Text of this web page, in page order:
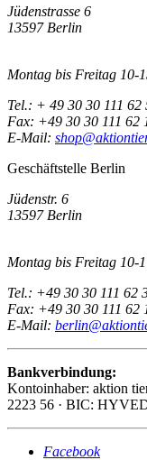
Jüdenstrasse 6
13597 Berlin
Montag bis Freitag 10-
Tel.: + 49 30 30 111 62
Fax: +49 30 30 111 62
E-Mail:
Geschäftstelle Berlin
Jüdenstr. 6
13597 Berlin
Montag bis Freitag 10-
Tel.: +49 30 30 111 62
Fax: +49 30 30 111 62
E-Mail:
Bankverbindung:
Kontoinhaber: aktion
2223 56 · BIC:
Facebook